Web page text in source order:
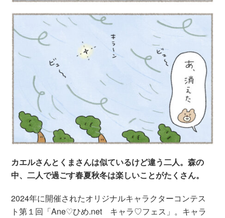
カエルさんとくまさんは似ているけど違う二人。森の
中、二人で過ごす春夏秋冬は楽しいことがたくさん。
2024年に開催されたオリジナルキャラクターコンテス
ト第１回「Ane♡ひめ.net キャラ♡フェス」。キャラ